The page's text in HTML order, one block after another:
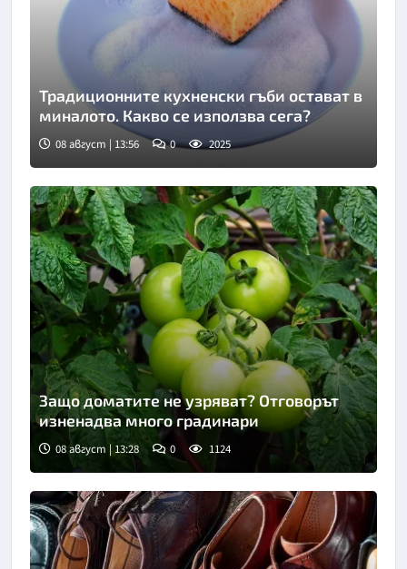
Снимка: Пиксабей
Традиционните кухненски гъби остават в
миналото. Какво се използва сега?
08 август | 13:56 0 2025
Снимка: Пиксабей
Защо доматите не узряват? Отговорът
изненадва много градинари
08 август | 13:28 0 1124